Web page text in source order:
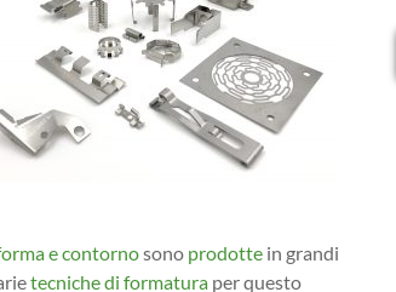
e contornosono prodotte in grandi
tecniche di formatura per questo